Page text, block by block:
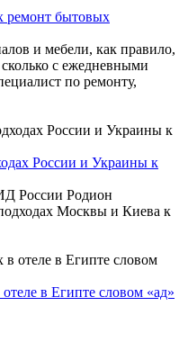
ремонт бытовых
и мебели, как правило,
сколько с ежедневными
по ремонту,
России и Украины к
России Родион
Москвы и Киева к
в Египте словом «ад»